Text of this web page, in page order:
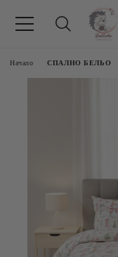
Начало СПАЛНО БЕЛЬО